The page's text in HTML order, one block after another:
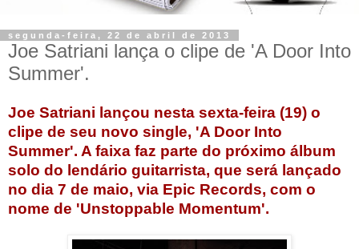
segunda-feira, 22 de abril de 2013
Joe Satriani lança o clipe de 'A Door Into
Summer'.
Joe Satriani lançou nesta sexta-feira (19) o
clipe de seu novo single, 'A Door Into
Summer'. A faixa faz parte do próximo álbum
solo do lendário guitarrista, que será lançado
no dia 7 de maio, via Epic Records, com o
nome de 'Unstoppable Momentum'.